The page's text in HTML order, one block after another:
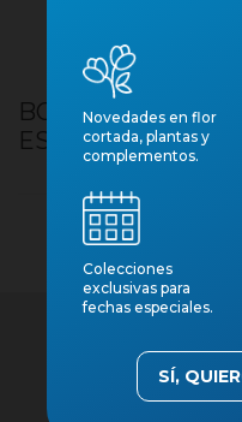
BOSSA CARTRO
ES13-14 10U
Novedades en flor
cortada, plantas y
complementos.
Colecciones
exclusivas para
fechas especiales.
SÍ,